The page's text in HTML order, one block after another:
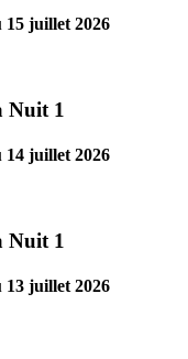
15 juillet 2026
Nuit 1
14 juillet 2026
Nuit 1
13 juillet 2026